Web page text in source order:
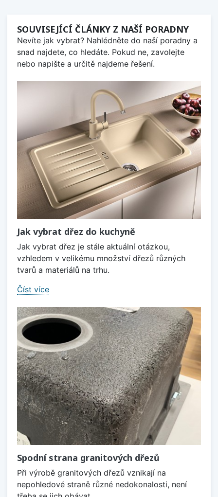
SOUVISEJÍCÍ ČLÁNKY Z NAŠÍ PORADNY
Nevíte jak vybrat? Nahlédněte do naší poradny a
snad najdete, co hledáte. Pokud ne, zavolejte
nebo napište a určitě najdeme řešení.
Jak vybrat dřez do kuchyně
Jak vybrat dřez je stále aktuální otázkou,
vzhledem v velikému množství dřezů různých
tvarů a materiálů na trhu.
Číst více
Spodní strana granitových dřezů
Při výrobě granitových dřezů vznikají na
nepohledové straně různé nedokonalosti, není